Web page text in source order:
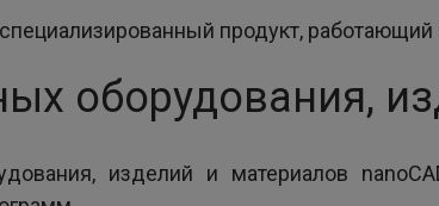
продукт,
оборудования,
изделий и материалов